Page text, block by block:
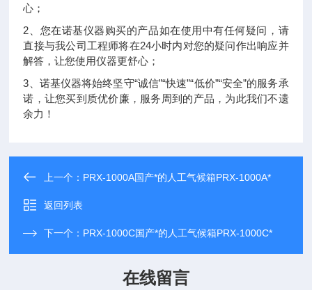
心；
2、您在诺基仪器购买的产品如在使用中有任何疑问，请
直接与我公司工程师将在24小时内对您的疑问作出响应并
解答，让您使用仪器更舒心；
3、诺基仪器将始终坚守“诚信”“快速”“低价”“安全”的服务承
诺，让您买到质优价廉，服务周到的产品，为此我们不遗
余力！
上一个： PRX-1000A国产*的人工气候箱PRX-1000A*
返回列表
下一个： PRX-1000C国产*的人工气候箱PRX-1000C*
在线留言